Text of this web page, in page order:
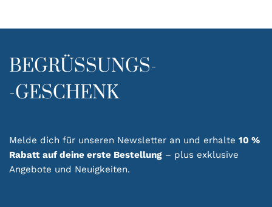
BEGRÜSSUNGS-
-GESCHENK
Melde dich für unseren Newsletter an und erhalte 10 %
Rabatt auf deine erste Bestellung – plus exklusive
Angebote und Neuigkeiten.